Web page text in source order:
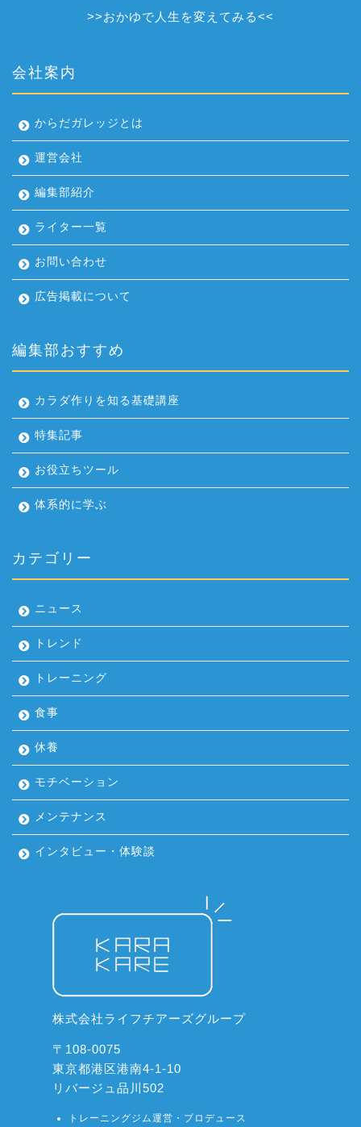
>>おかゆで人生を変えてみる<<
会社案内
からだガレッジとは
運営会社
編集部紹介
ライター一覧
お問い合わせ
広告掲載について
編集部おすすめ
カラダ作りを知る基礎講座
特集記事
お役立ちツール
体系的に学ぶ
カテゴリー
ニュース
トレンド
トレーニング
食事
休養
モチベーション
メンテナンス
インタビュー・体験談
株式会社ライフチアーズグループ
〒108-0075
東京都港区港南4-1-10
リバージュ品川502
トレーニングジム運営・プロデュース